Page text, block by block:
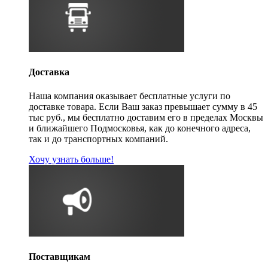
Доставка
Наша компания оказывает бесплатные услуги по
доставке товара. Если Ваш заказ превышает сумму в 45
тыс руб., мы бесплатно доставим его в пределах Москвы
и ближайшего Подмосковья, как до конечного адреса,
так и до транспортных компаний.
Хочу узнать больше!
Поставщикам